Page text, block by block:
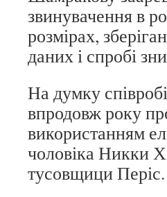
звинувачення в
розмірах,
даних і спробі
На думку
впродовж року
використанням
чоловіка Никки
тусовщици Періс.